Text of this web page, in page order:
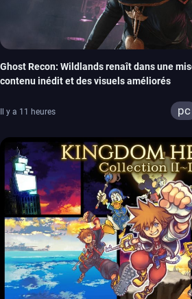
Ghost Recon: Wildlands renaît dans une
contenu inédit et des visuels améliorés
Il y a 11 heures pc